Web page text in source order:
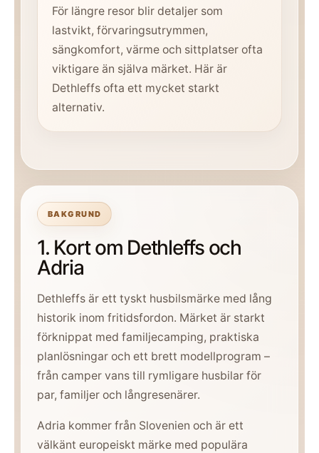
För längre resor blir detaljer som
lastvikt, förvaringsutrymmen,
sängkomfort, värme och sittplatser ofta
viktigare än själva märket. Här är
Dethleffs ofta ett mycket starkt
alternativ.
BAKGRUND
1. Kort om Dethleffs och
Adria
Dethleffs är ett tyskt husbilsmärke med lång
historik inom fritidsfordon. Märket är starkt
förknippat med familjecamping, praktiska
planlösningar och ett brett modellprogram –
från camper vans till rymligare husbilar för
par, familjer och långresenärer.
Adria kommer från Slovenien och är ett
välkänt europeiskt märke med populära